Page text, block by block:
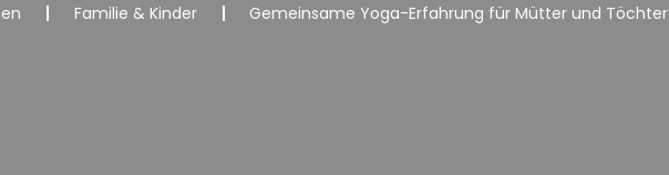
Familie & Kinder Gemeinsame Yoga-Erfahrung für Mütter und Töchter